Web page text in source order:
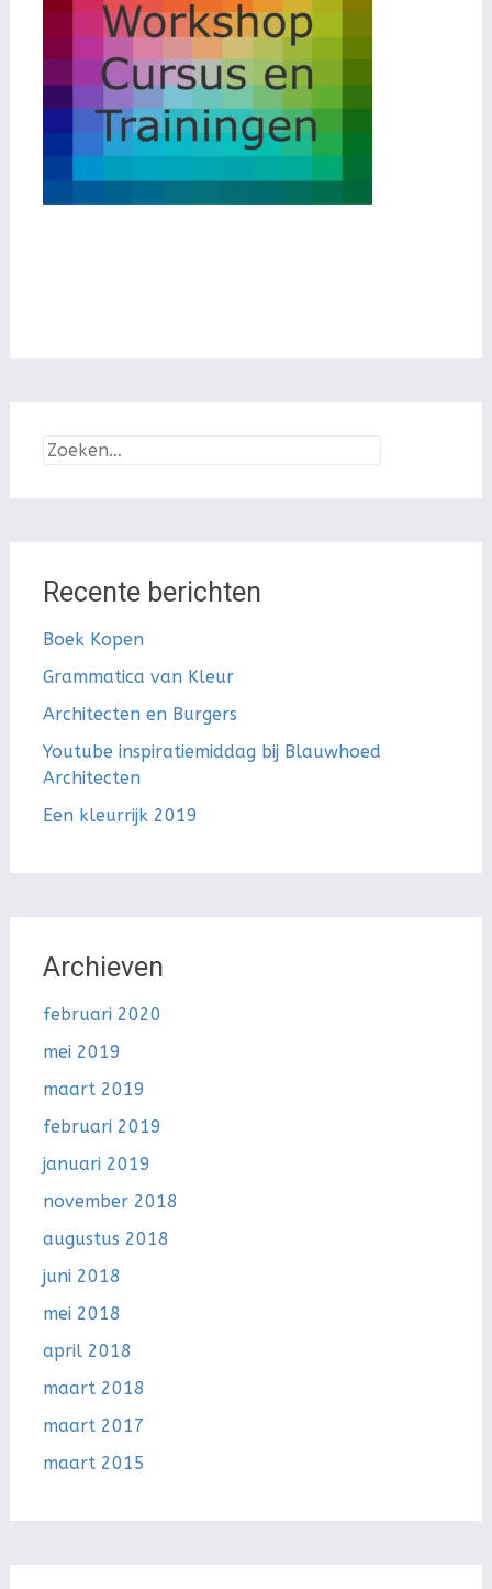
Zoeken
Recente berichten
Boek Kopen
Grammatica van Kleur
Architecten en Burgers
Youtube inspiratiemiddag bij Blauwhoed
Architecten
Een kleurrijk 2019
Archieven
februari 2020
mei 2019
maart 2019
februari 2019
januari 2019
november 2018
augustus 2018
juni 2018
mei 2018
april 2018
maart 2018
maart 2017
maart 2015